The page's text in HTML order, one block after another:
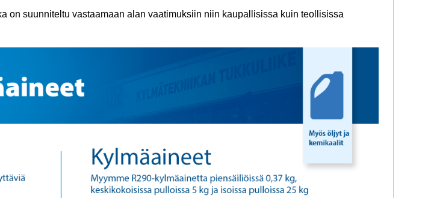
on suunniteltu vastaamaan alan vaatimuksiin niin kaupallisissa kuin teollisissa